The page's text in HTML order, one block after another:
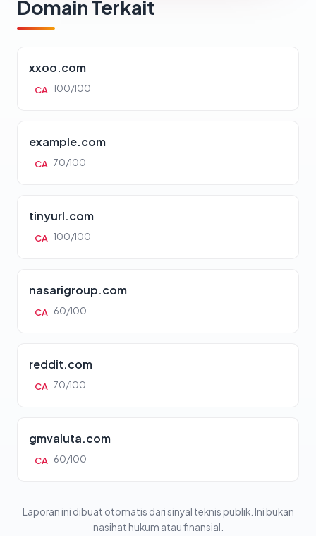
Domain Terkait
xxoo.com
CA 100/100
example.com
CA 70/100
tinyurl.com
CA 100/100
nasarigroup.com
CA 60/100
reddit.com
CA 70/100
gmvaluta.com
CA 60/100
Laporan ini dibuat otomatis dari sinyal teknis publik. Ini bukan
nasihat hukum atau finansial.